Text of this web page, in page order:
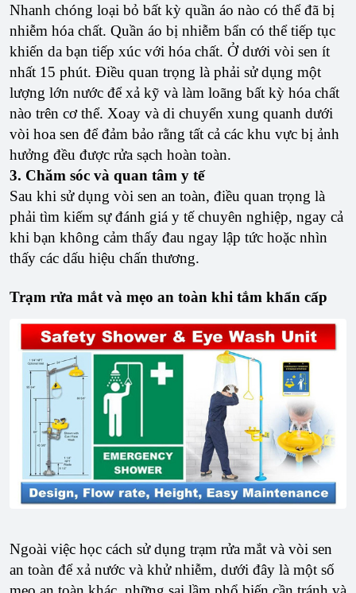
Nhanh chóng loại bỏ bất kỳ quần áo nào có thể đã bị
nhiễm hóa chất. Quần áo bị nhiễm bẩn có thể tiếp tục
khiến da bạn tiếp xúc với hóa chất. Ở dưới vòi sen ít
nhất 15 phút. Điều quan trọng là phải sử dụng một
lượng lớn nước để xả kỹ và làm loãng bất kỳ hóa chất
nào trên cơ thể. Xoay và di chuyển xung quanh dưới
vòi hoa sen để đảm bảo rằng tất cả các khu vực bị ảnh
hưởng đều được rửa sạch hoàn toàn.
3. Chăm sóc và quan tâm y tế
Sau khi sử dụng vòi sen an toàn, điều quan trọng là
phải tìm kiếm sự đánh giá y tế chuyên nghiệp, ngay cả
khi bạn không cảm thấy đau ngay lập tức hoặc nhìn
thấy các dấu hiệu chấn thương.
Trạm rửa mắt và mẹo an toàn khi tắm khẩn cấp
Ngoài việc học cách sử dụng trạm rửa mắt và vòi sen
an toàn để xả nước và khử nhiễm, dưới đây là một số